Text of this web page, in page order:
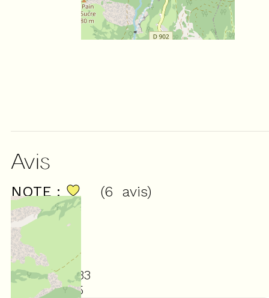
Avis
NOTE :
4,33
/ 5
(6 avis)